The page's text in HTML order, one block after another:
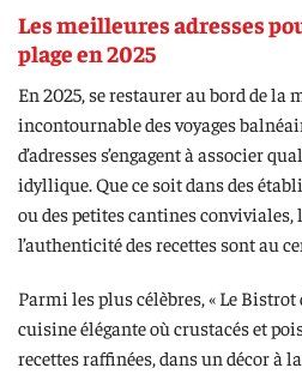
Les meilleures adresses
plage en 2025
En 2025, se restaurer au bord de la
incontournable des voyages
d’adresses s’engagent à associer
idyllique. Que ce soit dans des
ou des petites cantines
l’authenticité des recettes sont au
Parmi les plus célèbres, « Le Bistrot
cuisine élégante où crustacés et
recettes raffinées, dans un décor à